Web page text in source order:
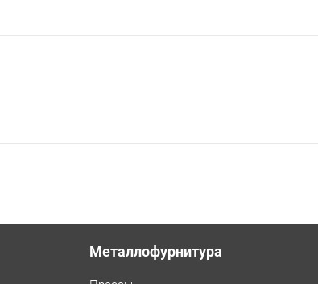
Металлофурнитура